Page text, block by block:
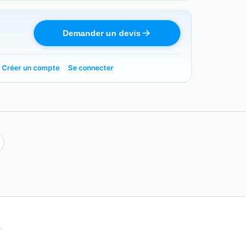
Demander un devis
Créer un compte · Se connecter